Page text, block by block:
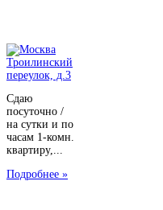
Сдаю
посуточно /
на сутки и по
часам 1-комн.
квартиру,...
Подробнее »